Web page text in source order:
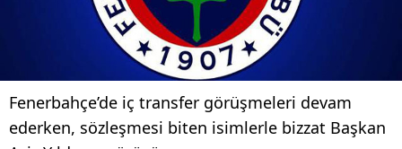
Fenerbahçe’de iç transfer görüşmeleri devam
ederken, sözleşmesi biten isimlerle bizzat Başkan